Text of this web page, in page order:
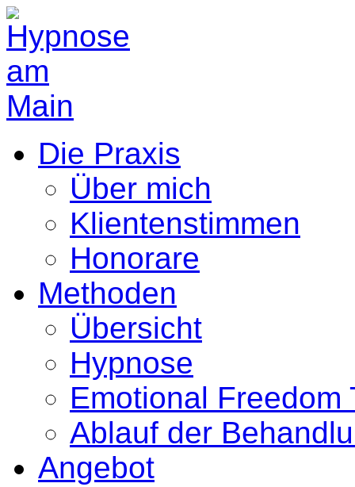
Die Praxis
Über mich
Klientenstimmen
Honorare
Methoden
Übersicht
Hypnose
Emotional Freedom
Ablauf der
Angebot